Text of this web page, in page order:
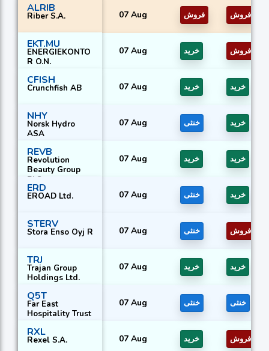
ALRIB
Riber S.A. 07 Aug فروش فروش
EKT.MU
ENERGIEKONTO
R O.N.
07 Aug خرید فروش
CFISH
Crunchfish AB 07 Aug خرید خرید
NHY
Norsk Hydro
ASA
07 Aug خنثی خرید
REVB
Revolution
Beauty Group
PLC
07 Aug خرید خرید
ERD
EROAD Ltd. 07 Aug خنثی خرید
STERV
Stora Enso Oyj R 07 Aug خنثی فروش
TRJ
Trajan Group
Holdings Ltd.
07 Aug خرید خرید
Q5T
Far East
Hospitality Trust
07 Aug خنثی خنثی
RXL
Rexel S.A. 07 Aug خرید فروش